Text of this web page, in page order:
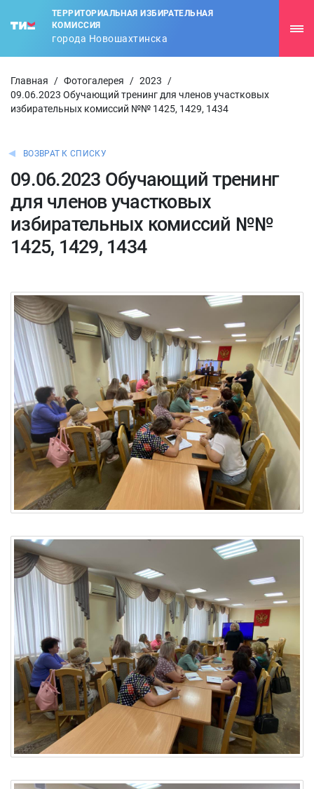
ТЕРРИТОРИАЛЬНАЯ ИЗБИРАТЕЛЬНАЯ
КОМИССИЯ
города Новошахтинска
Главная / Фотогалерея / 2023
/
09.06.2023 Обучающий тренинг для членов участковых
избирательных комиссий №№ 1425, 1429, 1434
ВОЗВРАТ К СПИСКУ
09.06.2023 Обучающий тренинг
для членов участковых
избирательных комиссий №№
1425, 1429, 1434